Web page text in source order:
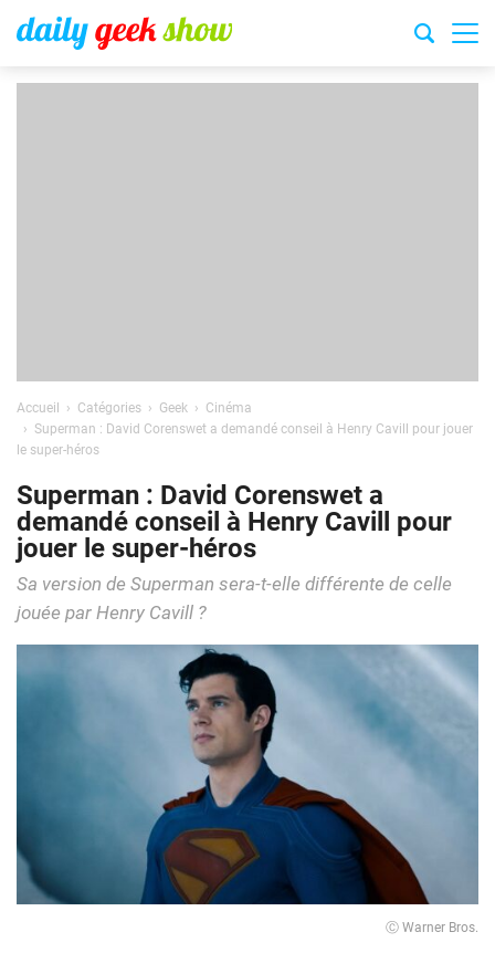
Accueil Catégories Geek
Cinéma
Superman : David Corenswet a demandé conseil à Henry Cavill pour jouer
le super-héros
Superman : David Corenswet a
demandé conseil à Henry Cavill pour
jouer le super-héros
Sa version de Superman sera-t-elle différente de celle
jouée par Henry Cavill ?
Ⓒ Warner Bros.